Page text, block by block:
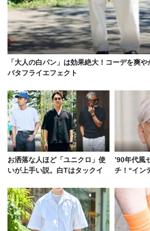
「大人の白パン」は効果絶大！コーデを爽
バタフライエフェクト
お洒落な人ほど「ユニクロ」使
いが上手い説。白Tはタックイ
TOP5】
’90年代風
チ！“イン